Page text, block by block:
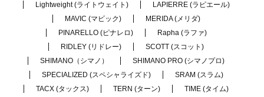
Lightweight (ライトウェイト)
LAPIERRE (ラピエール)
MAVIC (マビック)
MERIDA (メリダ)
PINARELLO (ピナレロ)
Rapha (ラファ)
RIDLEY (リドレー)
SCOTT (スコット)
SHIMANO（シマノ）
SHIMANO PRO (シマノプロ)
SPECIALIZED (スペシャライズド)
SRAM (スラム)
TACX (タックス)
TERN (ターン)
TIME (タイム)